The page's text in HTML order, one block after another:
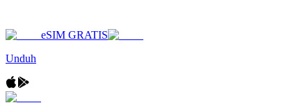
eSIM GRATIS
Unduh